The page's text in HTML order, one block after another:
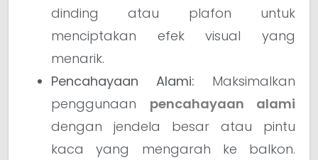
dinding atau plafon untuk
menciptakan efek visual yang
menarik.
Pencahayaan Alami: Maksimalkan
penggunaan pencahayaan alami
dengan jendela besar atau pintu
kaca yang mengarah ke balkon.